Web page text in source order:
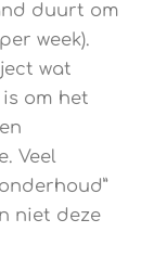
duurt om
week).
wat
om het
Veel
niet deze